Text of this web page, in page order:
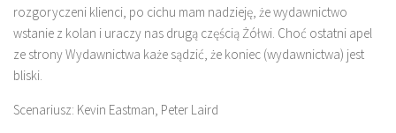
rozgoryczeni klienci, po cichu mam nadzieję, że wydawnictwo
wstanie z kolan i uraczy nas drugą częścią Żółwi. Choć ostatni apel
ze strony Wydawnictwa każe sądzić, że koniec (wydawnictwa) jest
bliski.
Scenariusz: Kevin Eastman, Peter Laird